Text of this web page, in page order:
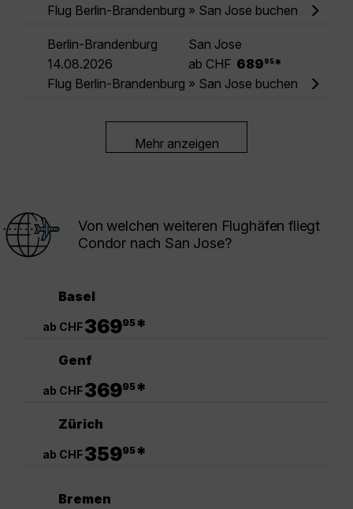
Flug Berlin-Brandenburg » San Jose buchen
Berlin-Brandenburg
San Jose
14.08.2026
ab CHF 689 95 *
Flug Berlin-Brandenburg » San Jose buchen
Mehr anzeigen
Von welchen weiteren Flughäfen fliegt
Condor nach San Jose?
Basel
ab CHF36995*
Genf
ab CHF36995*
Zürich
ab CHF35995*
Bremen